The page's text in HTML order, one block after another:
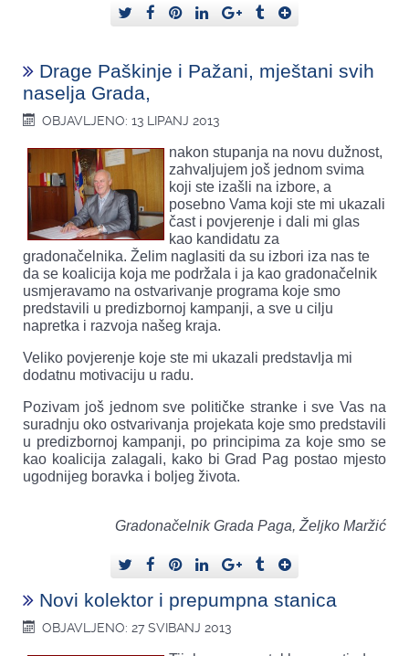
Drage Paškinje i Pažani, mještani svih
naselja Grada,
OBJAVLJENO: 13 LIPANJ 2013
nakon stupanja na novu dužnost,
zahvaljujem još jednom svima
koji ste izašli na izbore, a
posebno Vama koji ste mi ukazali
čast i povjerenje i dali mi glas
kao kandidatu za
gradonačelnika. Želim naglasiti da su izbori iza nas te
da se koalicija koja me podržala i ja kao gradonačelnik
usmjeravamo na ostvarivanje programa koje smo
predstavili u predizbornoj kampanji, a sve u cilju
napretka i razvoja našeg kraja.
Veliko povjerenje koje ste mi ukazali predstavlja mi
dodatnu motivaciju u radu.
Pozivam još jednom sve političke stranke i sve Vas na
suradnju oko ostvarivanja projekata koje smo predstavili
u predizbornoj kampanji, po principima za koje smo se
kao koalicija zalagali, kako bi Grad Pag postao mjesto
ugodnijeg boravka i boljeg života.
Gradonačelnik Grada Paga, Željko Maržić
Novi kolektor i prepumpna stanica
OBJAVLJENO: 27 SVIBANJ 2013